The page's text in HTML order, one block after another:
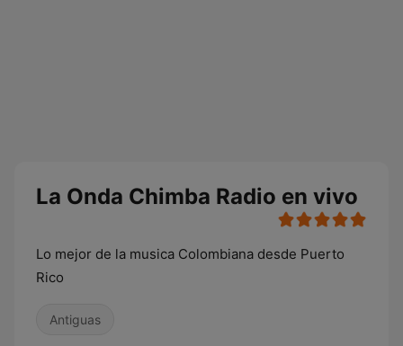
La Onda Chimba Radio en vivo
Lo mejor de la musica Colombiana desde Puerto
Rico
Antiguas